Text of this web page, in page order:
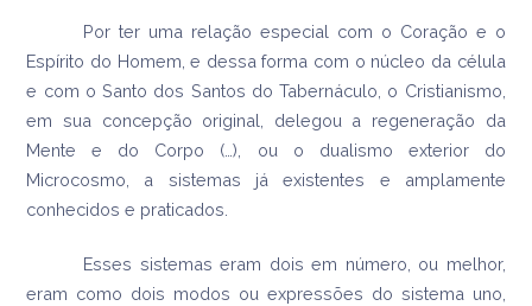
Por ter uma relação especial com o Coração e o
Espírito do Homem, e dessa forma com o núcleo da célula
e com o Santo dos Santos do Tabernáculo, o Cristianismo,
em sua concepção original, delegou a regeneração da
Mente e do Corpo (…), ou o dualismo exterior do
Microcosmo, a sistemas já existentes e amplamente
conhecidos e praticados.
Esses sistemas eram dois em número, ou melhor,
eram como dois modos ou expressões do sistema uno,